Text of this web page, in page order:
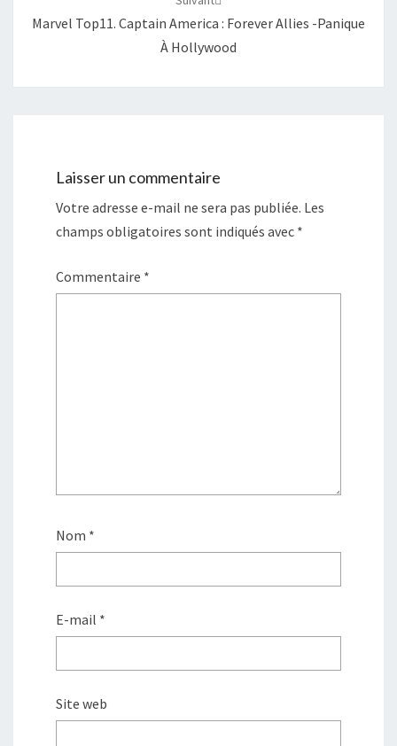
Marvel Top11. Captain America : Forever Allies -Panique
À Hollywood
Laisser un commentaire
Votre adresse e-mail ne sera pas publiée. Les
champs obligatoires sont indiqués avec *
Commentaire *
Nom *
E-mail *
Site web